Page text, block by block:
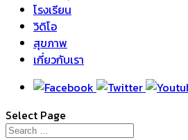
โรงเรียน
วิดิโอ
สุขภาพ
เกี่ยวกับเรา
Select Page